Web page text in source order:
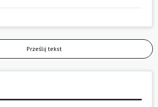
Prześlij tekst